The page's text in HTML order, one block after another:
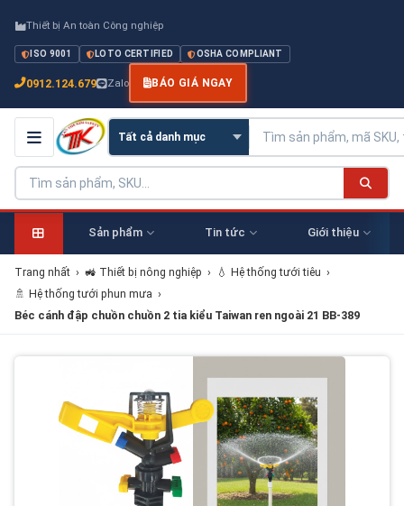
Thiết bị An toàn Công nghiệp
ISO 9001 LOTO CERTIFIED OSHA COMPLIANT
0912.124.679 Zalo BÁO GIÁ NGAY
Sản phẩm Tin tức Giới thiệu
Trang nhất › 🚜 Thiết bị nông nghiệp › 💧 Hệ thống tưới tiêu ›
🚿 Hệ thống tưới phun mưa ›
Béc cánh đập chuồn chuồn 2 tia kiểu Taiwan ren ngoài 21 BB-389